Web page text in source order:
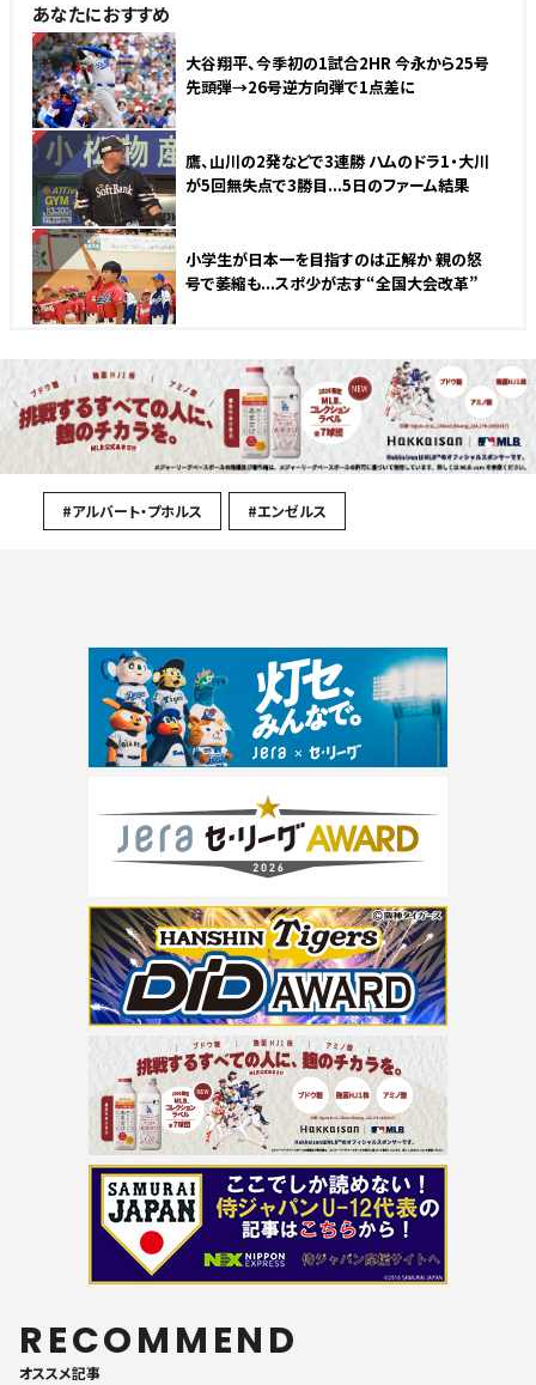
あなたにおすすめ
NEW
大谷翔平、今季初の1試合2HR 今永から25号
先頭弾→26号逆方向弾で1点差に
NEW
鷹、山川の2発などで3連勝 ハムのドラ1・大川
が5回無失点で3勝目...5日のファーム結果
NEW
小学生が日本一を目指すのは正解か 親の怒
号で萎縮も...スポ少が志す“全国大会改革”
#アルバート・プホルス #エンゼルス
RECOMMEND
オススメ記事